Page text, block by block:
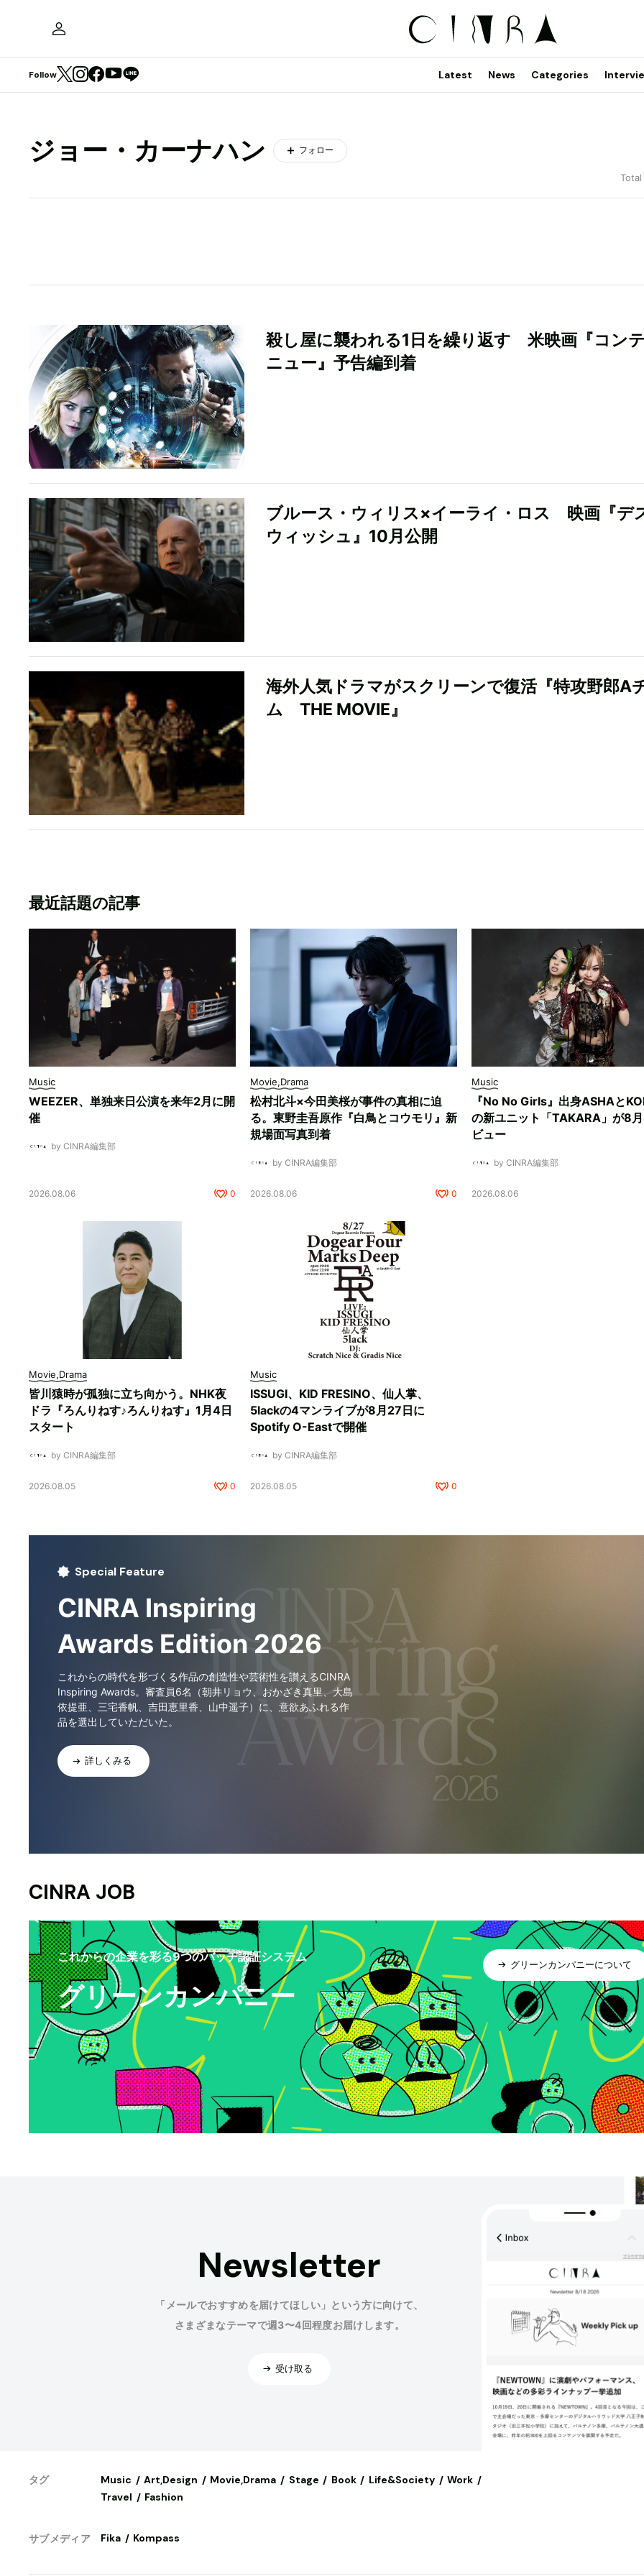
Follow Latest News Categories
ジョー・カーナハン フォロー
殺し屋に襲われる1日を繰り返す 米映画『コン
ニュー』予告編到着
ブルース・ウィリス×イーライ・ロス 映画『デ
ウィッシュ』10月公開
海外人気ドラマがスクリーンで復活『特攻野郎A
ム THE MOVIE』
最近話題の記事
Music
WEEZER、単独来日公演を来年2月に開
催
by CINRA編集部
2026.08.06 0
Movie,Drama
松村北斗×今田美桜が事件の真相に迫
る。東野圭吾原作『白鳥とコウモリ』新
規場面写真到着
by CINRA編集部
2026.08.06 0
Music
『No No Girls』出身ASHAと
の新ユニット「TAKARA」が8
ビュー
by CINRA編集部
2026.08.06
Movie,Drama
皆川猿時が孤独に立ち向かう。NHK夜
ドラ『ろんりねす♪ろんりねす』1月4日
スタート
by CINRA編集部
2026.08.05 0
Music
ISSUGI、KID FRESINO、仙人掌、
5lackの4マンライブが8月27日に
Spotify O-Eastで開催
by CINRA編集部
2026.08.05 0
Special Feature
CINRA Inspiring
Awards Edition 2026
これからの時代を形づくる作品の創造性や芸術性を讃えるCINRA
Inspiring Awards。審査員6名（朝井リョウ、おかざき真里、大島
依提亜、三宅香帆、吉田恵里香、山中遥子）に、意欲あふれる作
品を選出していただいた。
詳しくみる
CINRA JOB
これからの企業を彩る9つのバッヂ認証システム
グリーンカンパニー
グリーンカンパニーについて
Newsletter
「メールでおすすめを届けてほしい」という方に向けて、
さまざまなテーマで週3〜4回程度お届けします。
受け取る
タグ Music Art,Design Movie,Drama Stage Book Life&Society
Work
Travel
Fashion
サブメディア Fika Kompass